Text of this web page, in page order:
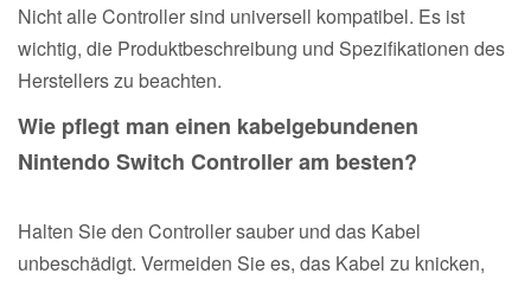
Nicht alle Controller sind universell kompatibel. Es ist
wichtig, die Produktbeschreibung und Spezifikationen des
Herstellers zu beachten.
Wie pflegt man einen kabelgebundenen
Nintendo Switch Controller am besten?
Halten Sie den Controller sauber und das Kabel
unbeschädigt. Vermeiden Sie es, das Kabel zu knicken,